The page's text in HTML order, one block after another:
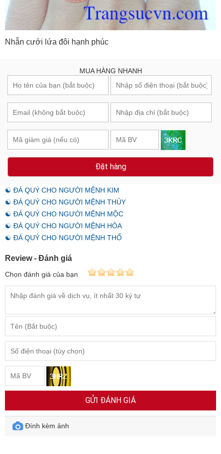
Nhẫn cưới lứa đôi hạnh phúc
MUA HÀNG NHANH
Đặt hàng
☯ ĐÁ QUÝ CHO NGƯỜI MỆNH KIM
☯ ĐÁ QUÝ CHO NGƯỜI MỆNH THỦY
☯ ĐÁ QUÝ CHO NGƯỜI MỆNH MỘC
☯ ĐÁ QUÝ CHO NGƯỜI MỆNH HỎA
☯ ĐÁ QUÝ CHO NGƯỜI MỆNH THỔ
Review - Đánh giá
Chọn đánh giá của bạn
GỬI ĐÁNH GIÁ
Đính kèm ảnh